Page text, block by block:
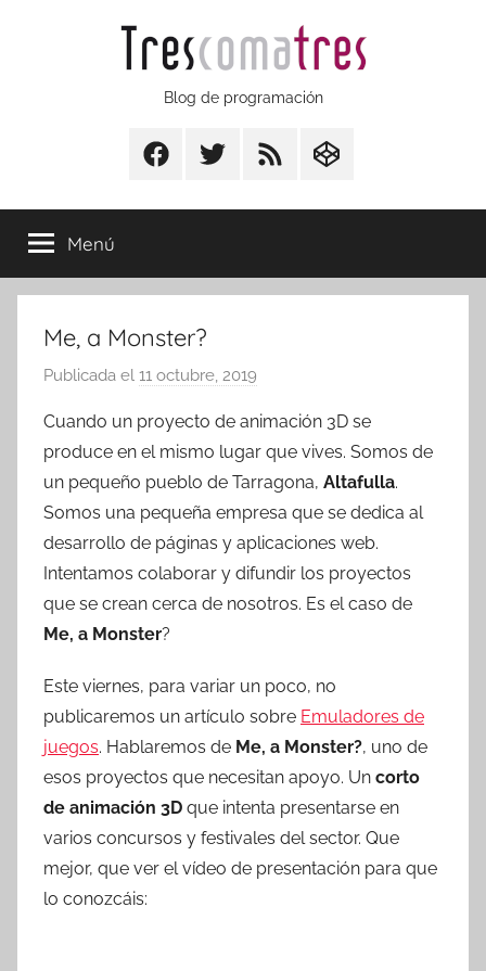
Trescomatres
Blog de programación
FacebookTwitter RSS CodepenIO
Menú
Me, a Monster?
Publicada el 11 octubre, 2019
r
T
r
e
s
c
o
t
r
e
s
Cuando un proyecto de animación 3D se
produce en el mismo lugar que vives. Somos de
un pequeño pueblo de Tarragona, Altafulla.
Somos una pequeña empresa que se dedica al
desarrollo de páginas y aplicaciones web.
Intentamos colaborar y difundir los proyectos
que se crean cerca de nosotros. Es el caso de
Me, a Monster?
Este viernes, para variar un poco, no
publicaremos un artículo sobre Emuladores de
juegos. Hablaremos de Me, a Monster?, uno de
esos proyectos que necesitan apoyo. Un corto
de animación 3D que intenta presentarse en
varios concursos y festivales del sector. Que
mejor, que ver el vídeo de presentación para que
lo conozcáis: